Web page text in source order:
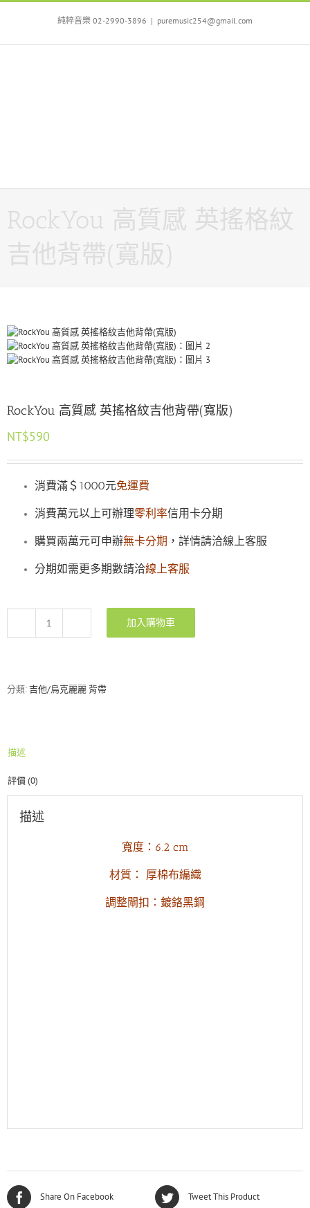
Skip
純粹音樂 02-2990-3896 | puremusic254@gmail.com
RockYou 高質感 英搖格紋
吉他背帶(寬版)
RockYou 高質感 英搖格紋吉他背帶(寬版)
NT$590
消費滿＄1000元免運費
消費萬元以上可辦理零利率信用卡分期
購買兩萬元可申辦無卡分期 ，詳情請洽線上客服
分期如需更多期數請洽線上客服
RockYou
英
(寬
加入購物車
分類:吉他/烏克麗麗 背帶
描述
評價 (0)
描述
寬度：6.2 cm
材質： 厚棉布編織
調整閘扣：鍍鉻黑鋼
Share On Facebook Tweet This Product